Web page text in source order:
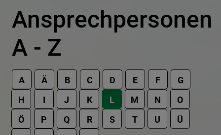
Ansprechpersonen
A - Z
A Ä B C D E F
G
H
I J K L M N
O
Ö
P Q R S T U
Ü